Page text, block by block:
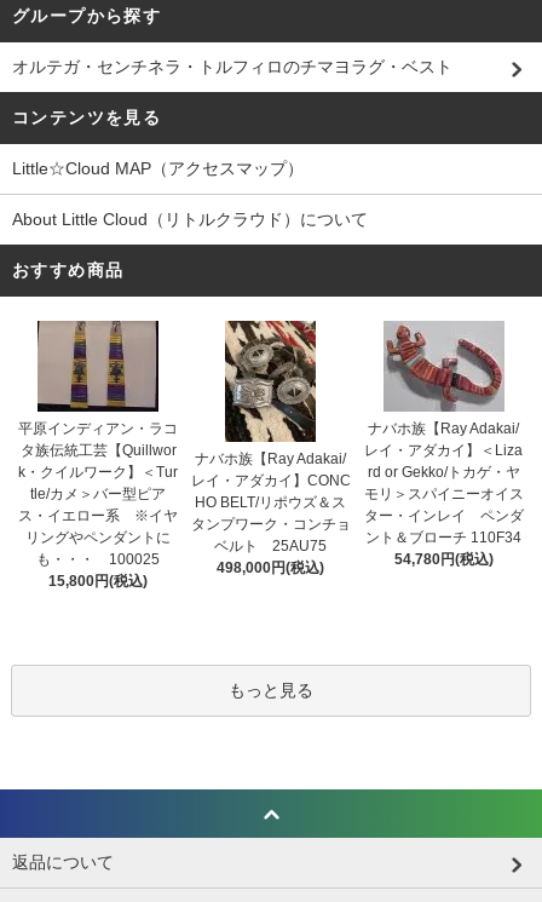
グループから探す
オルテガ・センチネラ・トルフィロのチマヨラグ・ベスト
コンテンツを見る
Little☆Cloud MAP（アクセスマップ）
About Little Cloud（リトルクラウド）について
おすすめ商品
平原インディアン・ラコ
タ族伝統工芸【Quillwor
k・クイルワーク】＜Tur
tle/カメ＞バー型ピア
ス・イエロー系 ※イヤ
リングやペンダントに
も・・・ 100025
15,800円(税込)
ナバホ族【Ray Adakai/
レイ・アダカイ】CONC
HO BELT/リポウズ＆ス
タンプワーク・コンチョ
ベルト 25AU75
498,000円(税込)
ナバホ族【Ray Adakai/
レイ・アダカイ】＜Liza
rd or Gekko/トカゲ・ヤ
モリ＞スパイニーオイス
ター・インレイ ペンダ
ント＆ブローチ 110F34
54,780円(税込)
もっと見る
返品について